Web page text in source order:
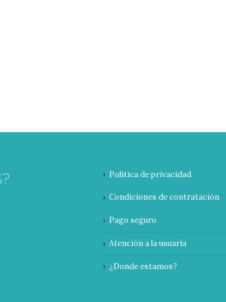
Política de privacidad
Condiciones de contratación
Pago seguro
Atención a la usuaria
¿Donde estamos?